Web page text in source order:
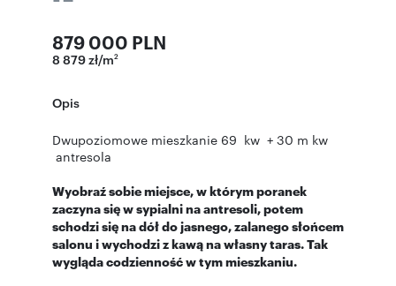
879 000 PLN
8 879 zł/m2
Opis
Dwupoziomowe mieszkanie 69 kw + 30 m kw
antresola
Wyobraź sobie miejsce, w którym poranek
zaczyna się w sypialni na antresoli, potem
schodzi się na dół do jasnego, zalanego słońcem
salonu i wychodzi z kawą na własny taras. Tak
wygląda codzienność w tym mieszkaniu.